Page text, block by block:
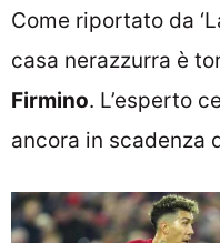
Come riportato da
casa nerazzurra è
Firmino. L’esperto
ancora in scadenza